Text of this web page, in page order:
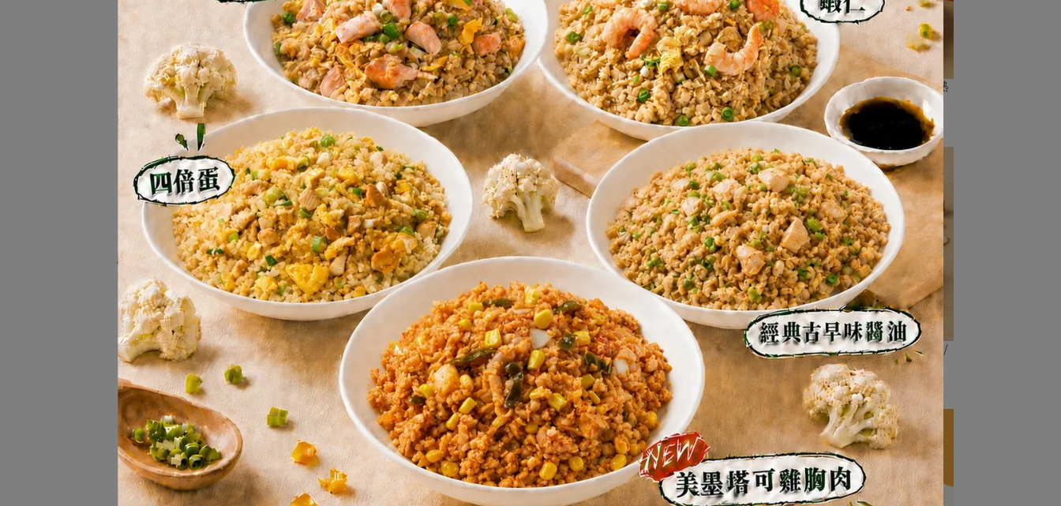
原萃慢熬濃雞湯
健康營養專欄
211均衡飲食專區
關於我們
關於我們
康福廚房青埔店
康福廚房中原店
實體銷售據點
店家經銷、團購
輕鹽爐烤時蔬-綠花椰菜(一日蛋白質
7%/熱量7%)
NT$85
NT$99
輕鹽爐烤時蔬-五色彩蔬(一日蛋白質
7%/熱量7%)
NT$95NT$115
蝦鬆高麗菜150g(一日蛋白質7%/熱
量4%)
NT$79NT$89
外婆的番茄炒蛋150g(一日蛋白質
9%/熱量4%)
NT$79NT$89
四季炒纖蔬150g(一日蛋白質3%/熱
量3%)
NT$89NT$99
醬香三杯菇菇150g(一日蛋白質6%/
熱量5%)
NT$89NT$99